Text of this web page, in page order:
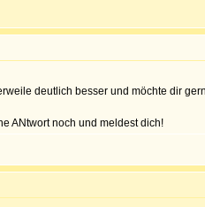
deutlich besser und möchte dir
ANtwort noch und meldest dich!